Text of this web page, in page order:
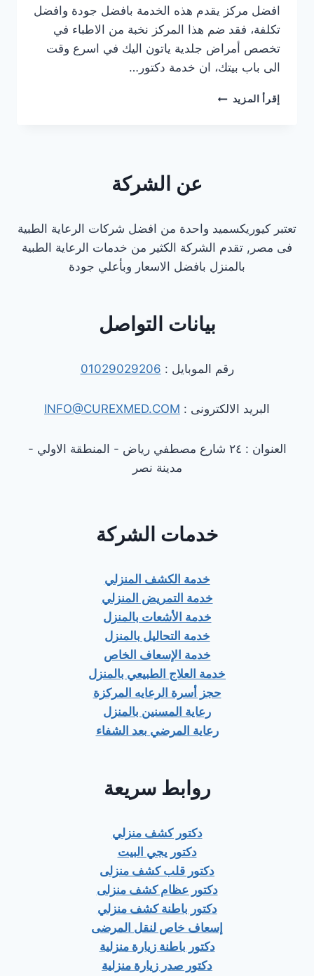
افضل مركز يقدم هذه الخدمة بافضل جودة وافضل
تكلفة، فقد ضم هذا المركز نخبة من الاطباء في
تخصص أمراض جلدية ياتون اليك في اسرع وقت
الى باب بيتك، ان خدمة دكتور…
إقرأ المزيد أفضل
عن الشركة
تعتبر كيوريكسميد واحدة من افضل شركات الرعاية الطبية
فى مصر, تقدم الشركة الكثير من خدمات الرعاية الطبية
بالمنزل بافضل الاسعار وبأعلي جودة
بيانات التواصل
رقم الموبايل : 01029029206
البريد الالكترونى : INFO@CUREXMED.COM
العنوان : ٢٤ شارع مصطفي رياض - المنطقة الاولي -
مدينة نصر
خدمات الشركة
خدمة الكشف المنزلي
خدمة التمريض المنزلي
خدمة الأشعات بالمنزل
خدمة التحاليل بالمنزل
خدمة الإسعاف الخاص
خدمة العلاج الطبيعي بالمنزل
حجز أسرة الرعايه المركزة
رعاية المسنين بالمنزل
رعاية المرضي بعد الشفاء
روابط سريعة
دكتور كشف منزلي
دكتور يجي البيت
دكتور قلب كشف منزلى
دكتور عظام كشف منزلى
دكتور باطنة كشف منزلي
إسعاف خاص لنقل المرضى
دكتور باطنة زيارة منزلية
دكتور صدر زيارة منزلية